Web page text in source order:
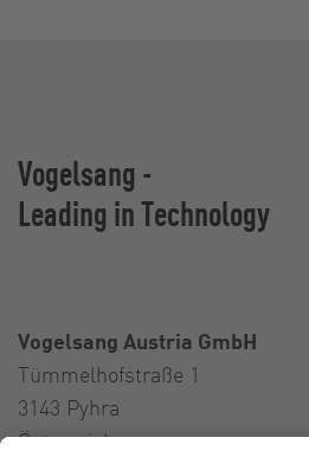
Vogelsang -
Leading in Technology
Vogelsang Austria GmbH
Tümmelhofstraße 1
3143 Pyhra
Österreich